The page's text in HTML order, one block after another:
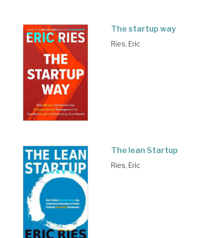
The startup way
Ries, Eric
The lean Startup
Ries, Eric